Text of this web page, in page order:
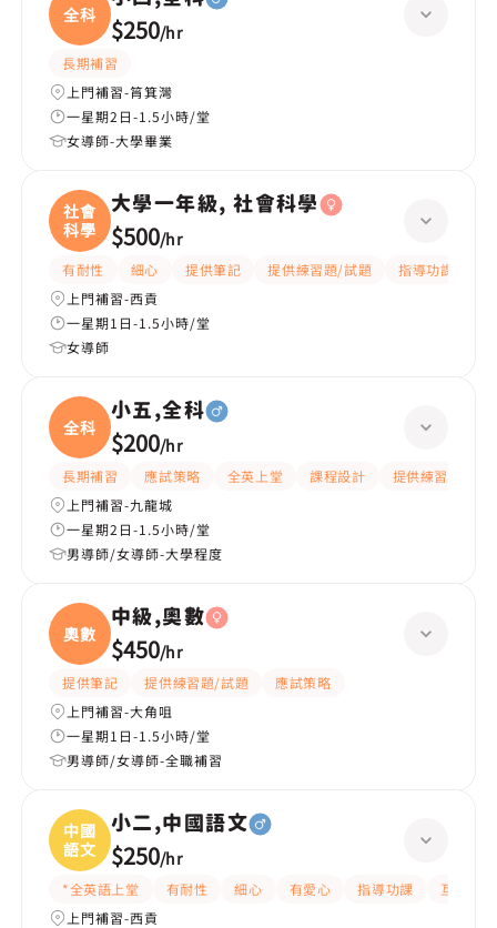
全科 $250/hr
長期補習
上門補習-筲箕灣
一星期2日-1.5小時/堂
女導師-大學畢業
社會
科學
大學一年級, 社會科學
$500/hr
有耐性 細心 提供筆記 提供練習題/試題 指導功課
上門補習-西貢
一星期1日-1.5小時/堂
女導師
全科
小五,全科
$200/hr
長期補習 應試策略 全英上堂 課程設計
提供練習題/試題
上門補習-九龍城
一星期2日-1.5小時/堂
男導師/女導師-大學程度
奧數
中級,奧數
$450/hr
提供筆記 提供練習題/試題
應試策略
上門補習-大角咀
一星期1日-1.5小時/堂
男導師/女導師-全職補習
中國
語文
小二,中國語文
$250/hr
*全英語上堂 有耐性 細心 有愛心 指導功課
互動教學
上門補習-西貢